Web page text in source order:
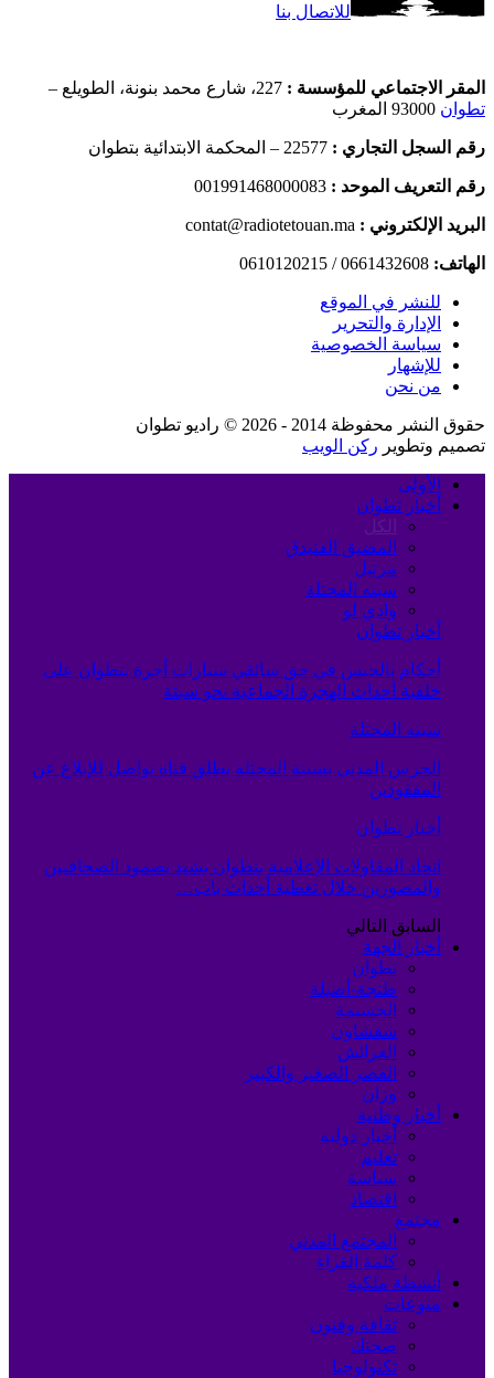
للاتصال بنا
المقر الاجتماعي للمؤسسة : 227، شارع محمد بنونة، الطويلع –
تطوان
رقم السجل التجاري : 22577 – المحكمة الابتدائية بتطوان
رقم التعريف الموحد : 001991468000083
البريد الإلكتروني : contat@radiotetouan.ma
الهاتف: 0661432608 / 0610120215
للنشر في الموقع
الإدارة والتحرير
سياسة الخصوصية
للإشهار
من نحن
حقوق النشر محفوظة 2014 - 2026 © راديو تطوان
تصميم وتطوير ركن الويب
الأولى
أخبار تطوان
الكل
المضيق الفنيدق
مرتيل
سبته المحتلة
وادي لو
أخبار تطوان
أحكام بالحبس في حق سائقي سيارات أجرة بتطوان على
خلفية أحداث الهجرة الجماعية نحو سبتة
سبته المحتلة
الحرس المدني بسبتة المحتلة يطلق قناة تواصل للإبلاغ عن
المفقودين
أخبار تطوان
اتحاد المقاولات الإعلامية بتطوان يشيد بصمود الصحافيين
والمصورين خلال تغطية أحداث باب…
السابق التالي
أخبار الجهة
تطوان
طنجة-أصيلة
الحسيمة
شفشاون
العرائش
القصر الصغير والكبير
وزان
أخبار وطنية
أخبار دولية
تعليم
سياسة
اقتصاد
مجتمع
المجتمع المدني
كلمة القراء
أنشطة ملكية
منوعات
ثقافة وفنون
صحتك
تكنولوجيا